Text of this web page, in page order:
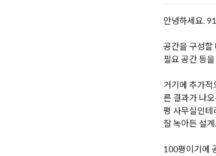
Posted on
안녕하세요.
공간을 구성할
필요 공간 등
거기에 추가적
른 결과가 나
평 사무실인테
잘 녹아든 설
100평이기에